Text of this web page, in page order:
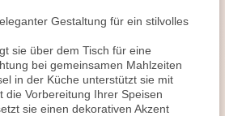
Gestaltung für ein stilvolles
sie über dem Tisch für eine
bei gemeinsamen Mahlzeiten
in der Küche unterstützt sie mit
die Vorbereitung Ihrer Speisen
sie einen dekorativen Akzent